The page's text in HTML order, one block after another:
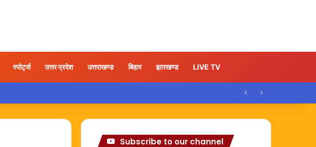
स्पोर्ट्स उत्तर प्रदेश उत्तराखण्ड बिहार झारखण्ड LIVE TV
Subscribe to our channel